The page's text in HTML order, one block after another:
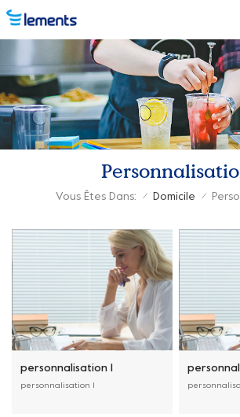
Vous Êtes Dans: / Domicile /
personnalisation 1
personnalisation 1